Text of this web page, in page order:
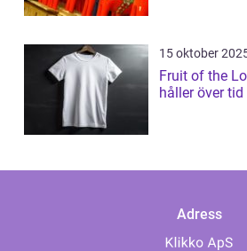
15 oktober
Fruit of the
håller över tid
Adress